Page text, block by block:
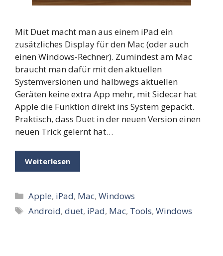
Mit Duet macht man aus einem iPad ein
zusätzliches Display für den Mac (oder auch
einen Windows-Rechner). Zumindest am Mac
braucht man dafür mit den aktuellen
Systemversionen und halbwegs aktuellen
Geräten keine extra App mehr, mit Sidecar hat
Apple die Funktion direkt ins System gepackt.
Praktisch, dass Duet in der neuen Version einen
neuen Trick gelernt hat…
Weiterlesen
Kategorien
Apple, iPad, Mac,Windows
Schlagwörter
Android,duet, iPad, Mac, Tools,Windows